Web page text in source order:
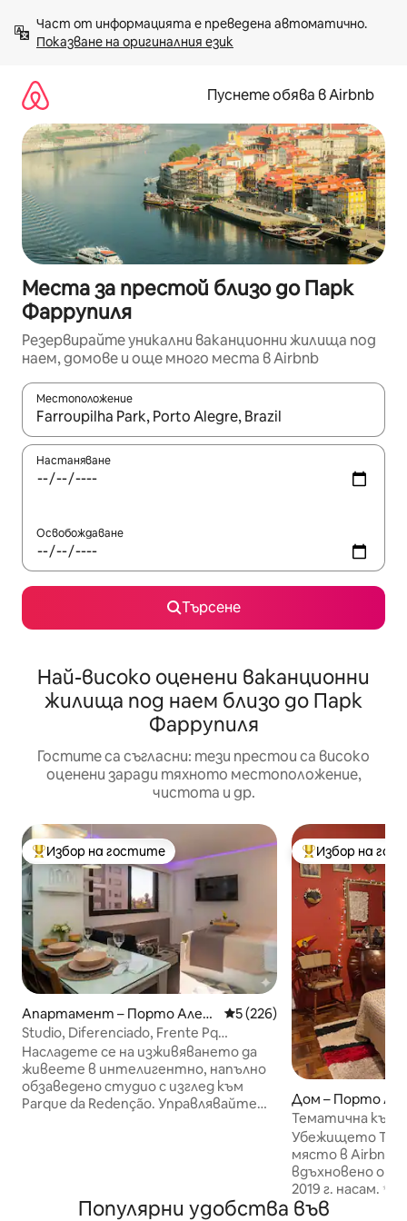
към
съдържанието
Показване на оригиналния език
Пуснете обява в Airbnb
Места за престой близо до Парк
Фаррупиля
Резервирайте уникални ваканционни жилища под
наем, домове и още много места в Airbnb
Местоположение
Когато резултатите се покажат, използвайте
Настаняване
Освобождаване
Търсене
Най-високо оценени ваканционни
жилища под наем близо до Парк
Фаррупиля
Гостите са съгласни: тези престои са високо
оценени заради тяхното местоположение,
чистота и др.
Най-популярен избор на гостите
Избор на гостите
Апартамент – Порто Алегр
е
Средна оценка: 5 от 5,
5 (226)
Studio, Diferenciado, Frente Pq
Redenção! Vaga!
Насладете се на изживяването да
живеете в интелигентно, напълно
обзаведено студио с изглед към
Parque da Redenção. Управлявайте
инфраструктура, пералня,
Най-популярен
Избор на
Дом – Порто
Тематична
Хари Потър/
Убежището
място в Airbnb в
вдъхновено от
2019 г. насам. ✨Прекарайте
вълшебен ден в
Популярни удобства във